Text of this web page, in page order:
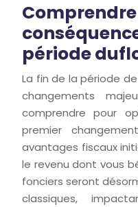
période
La fin de la période
changements
comprendre pour
premier
avantages fiscaux
le revenu dont vous
fonciers seront
classiques,